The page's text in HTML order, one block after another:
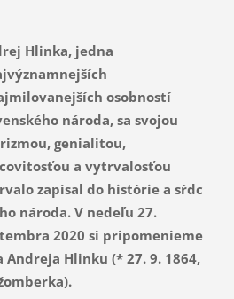
Hlinka, jedna
osobností
národa, sa svojou
genialitou,
a vytrvalosťou
zapísal do histórie a sŕdc
národa. V nedeľu 27.
2020 si pripomenieme
Hlinku (* 27. 9. 1864,